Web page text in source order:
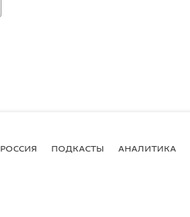
РОССИЯ ПОДКАСТЫ АНАЛИТИКА